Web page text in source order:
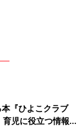
『ひよこクラブ
児に役立つ情報が